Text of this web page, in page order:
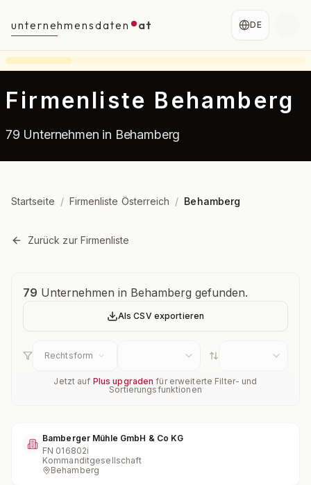
unternehmensdaten at DE
Firmenliste Behamberg
79 Unternehmen in Behamberg
Startseite / Firmenliste Österreich / Behamberg
Zurück zur Firmenliste
Unternehmensübersicht
79 Unternehmen in Behamberg gefunden.
Als CSV exportieren
Rechtsform
Jetzt auf Plus upgraden für erweiterte Filter- und
Sortierungsfunktionen
Bamberger Mühle GmbH & Co KG
FN 016802i
Kommanditgesellschaft
Behamberg